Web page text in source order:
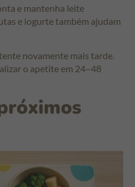
e mantenha leite
e iogurte também ajudam
novamente mais tarde.
o apetite em 24–48